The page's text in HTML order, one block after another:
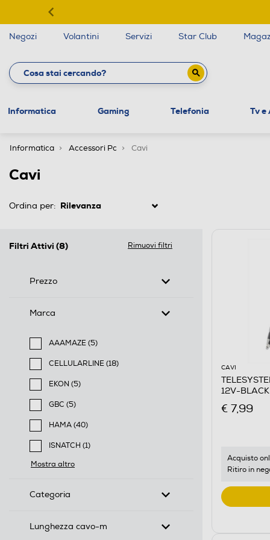
Negozi Volantini Servizi Star Club
Informatica Gaming Telefonia Tv e
Informatica Accessori Pc Cavi
Cavi
Ordina per:
Filtri Attivi (8) Rimuovi filtri
Prezzo
Marca
AAAMAZE (5)
Filtra per Marca: AAAMAZE
CELLULARLINE (18)
Filtra per Marca: CELLULARLINE
EKON (5)
Filtra per Marca: EKON
GBC (5)
Filtra per Marca: GBC
HAMA (40)
Filtra per Marca: HAMA
ISNATCH (1)
Filtra per Marca: ISNATCH
Mostra altro
Categoria
Lunghezza cavo-m
CAVI
12V-BLACK
€ 7,99
Acquisto
Ritiro in